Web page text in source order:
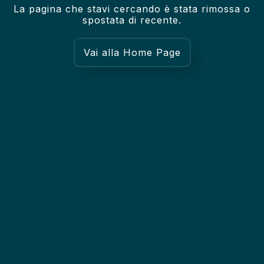
La pagina che stavi cercando è stata rimossa o
spostata di recente.
Vai alla Home Page